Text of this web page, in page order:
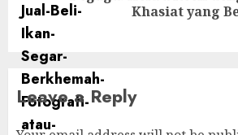
post:
Khasiat yang
Leave a Reply